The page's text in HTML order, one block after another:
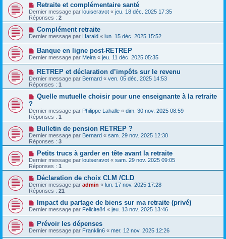
Retraite et complémentaire santé
Dernier message par louiseravot « jeu. 18 déc. 2025 17:35
Réponses : 2
Complément retraite
Dernier message par Harald « lun. 15 déc. 2025 15:52
Banque en ligne post-RETREP
Dernier message par Meira « jeu. 11 déc. 2025 05:35
RETREP et déclaration d’impôts sur le revenu
Dernier message par Bernard « ven. 05 déc. 2025 14:53
Réponses : 1
Quelle mutuelle choisir pour une enseignante à la retraite
?
Dernier message par Philippe Lahalle « dim. 30 nov. 2025 08:59
Réponses : 1
Bulletin de pension RETREP ?
Dernier message par Bernard « sam. 29 nov. 2025 12:30
Réponses : 3
Petits trucs à garder en tête avant la retraite
Dernier message par louiseravot « sam. 29 nov. 2025 09:05
Réponses : 1
Déclaration de choix CLM /CLD
Dernier message par admin « lun. 17 nov. 2025 17:28
Réponses : 21
Impact du partage de biens sur ma retraite (privé)
Dernier message par Felicite84 « jeu. 13 nov. 2025 13:46
Prévoir les dépenses
Dernier message par Franklin6 « mer. 12 nov. 2025 12:26